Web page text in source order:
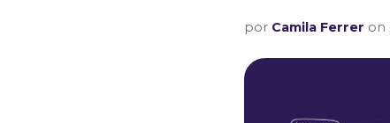
por Camila Ferrer on